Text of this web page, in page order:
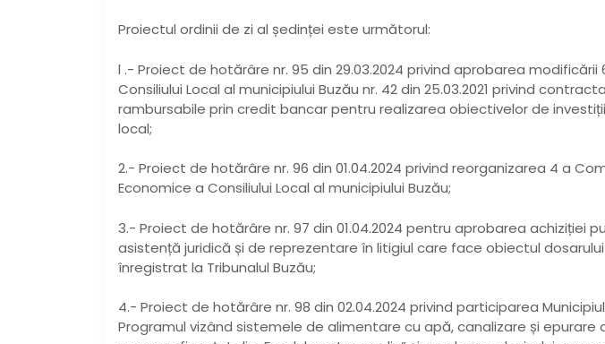
Proiectul ordinii de zi al ședinței este următorul:
l .- Proiect de hotărâre nr. 95 din 29.03.2024 privind aprobarea modificării
Consiliului Local al municipiului Buzău nr. 42 din 25.03.2021 privind
rambursabile prin credit bancar pentru realizarea obiectivelor de
local;
2.- Proiect de hotărâre nr. 96 din 01.04.2024 privind reorganizarea 4 a
Economice a Consiliului Local al municipiului Buzău;
3.- Proiect de hotărâre nr. 97 din 01.04.2024 pentru aprobarea achiziției
asistență juridică și de reprezentare în litigiul care face obiectul dosarului
înregistrat la Tribunalul Buzău;
4.- Proiect de hotărâre nr. 98 din 02.04.2024 privind participarea
Programul vizând sistemele de alimentare cu apă, canalizare și epurare